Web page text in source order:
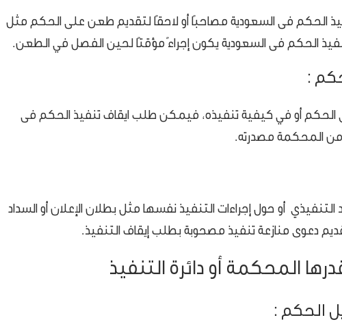
الحكم فى السعودية مصاحبًا أو لاحقًا لتقديم طعن على الحكم مثل
الحكم فى السعودية يكون إجراءً مؤقتًا لحين الفصل في الطعن.
أو في كيفية تنفيذه، فيمكن طلب ايقاف تنفيذ الحكم فى
من المحكمة مصدرته.
أو حول إجراءات التنفيذ نفسها مثل بطلان الإعلان أو السداد
دعوى منازعة تنفيذ مصحوبة بطلب إيقاف التنفيذ.
المحكمة أو دائرة التنفيذ